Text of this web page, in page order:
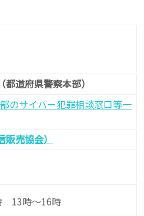
道府県警察本部）
のサイバー犯罪相談窓口等一
売協会）
13時～16時